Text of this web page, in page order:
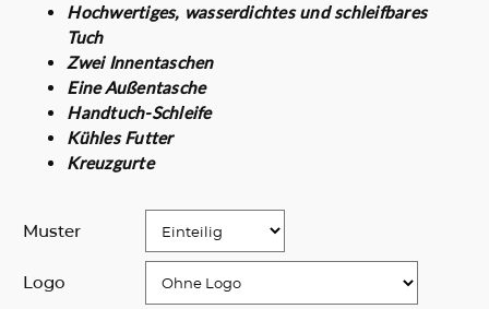
s
p
r
ü
n
g
l
t
e
l
l
e
r
Hochwertiges, wasserdichtes und schleifbares
Tuch
Zwei Innentaschen
Eine Außentasche
Handtuch-Schleife
Kühles Futter
Kreuzgurte
Muster
Logo